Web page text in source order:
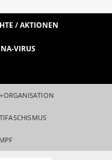
/ AKTIONEN
VIRUS